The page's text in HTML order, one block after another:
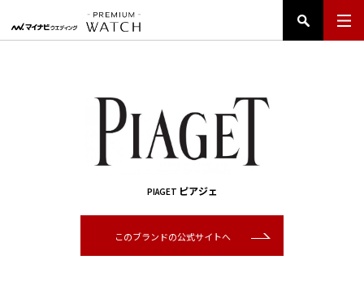
PIAGET ピアジェ
このブランドの公式サイトへ